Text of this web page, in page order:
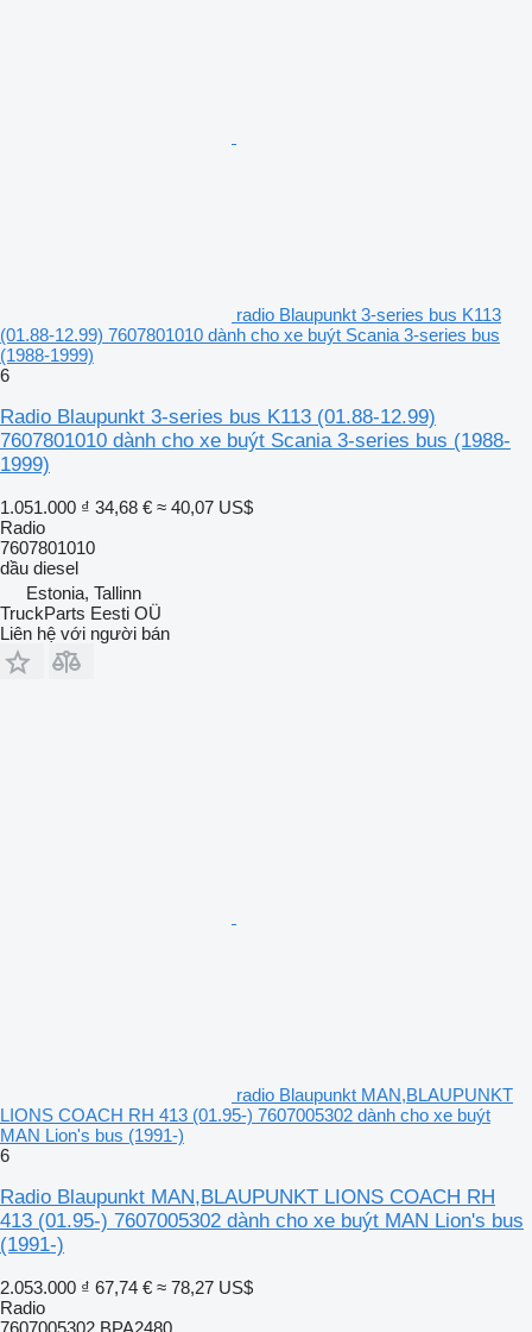
radio Blaupunkt 3-series bus K113
(01.88-12.99) 7607801010 dành cho xe buýt Scania 3-series bus
(1988-1999)
6
Radio Blaupunkt 3-series bus K113 (01.88-12.99)
7607801010 dành cho xe buýt Scania 3-series bus (1988-
1999)
1.051.000 ₫ 34,68 € ≈ 40,07 US$
Radio
7607801010
dầu diesel
Estonia, Tallinn
TruckParts Eesti OÜ
Liên hệ với người bán
radio Blaupunkt MAN,BLAUPUNKT
LIONS COACH RH 413 (01.95-) 7607005302 dành cho xe buýt
MAN Lion's bus (1991-)
6
Radio Blaupunkt MAN,BLAUPUNKT LIONS COACH RH
413 (01.95-) 7607005302 dành cho xe buýt MAN Lion's bus
(1991-)
2.053.000 ₫ 67,74 € ≈ 78,27 US$
Radio
7607005302 BPA2480